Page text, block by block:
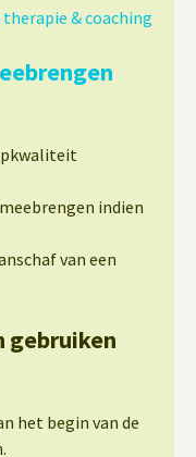
& coaching
indien
van een
gebruiken
het begin van de